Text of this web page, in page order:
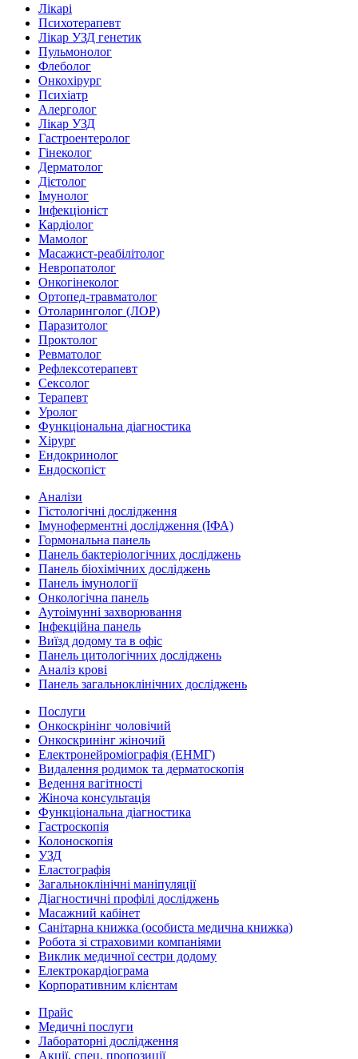
Лікарі
Психотерапевт
Лікар УЗД генетик
Пульмонолог
Флеболог
Онкохірург
Психіатр
Алерголог
Лікар УЗД
Гастроентеролог
Гінеколог
Дерматолог
Дієтолог
Імунолог
Інфекціоніст
Кардіолог
Мамолог
Масажист-реабілітолог
Невропатолог
Онкогінеколог
Ортопед-травматолог
Отоларинголог (ЛОР)
Паразитолог
Проктолог
Ревматолог
Рефлексотерапевт
Сексолог
Терапевт
Уролог
Функціональна діагностика
Хірург
Ендокринолог
Ендоскопіст
Аналізи
Гістологічні дослідження
Імуноферментні дослідження (ІФА)
Гормональна панель
Панель бактеріологічних досліджень
Панель біохімічних досліджень
Панель імунології
Онкологічна панель
Аутоімунні захворювання
Інфекційна панель
Виїзд додому та в офіс
Панель цитологічних досліджень
Аналіз крові
Панель загальноклінічних досліджень
Послуги
Онкоскрінінг чоловічий
Онкоскринінг жіночий
Електронейроміографія (ЕНМГ)
Видалення родимок та дерматоскопія
Ведення вагітності
Жіноча консультація
Функціональна діагностика
Гастроскопія
Колоноскопія
УЗД
Еластографія
Загальноклінічні маніпуляції
Діагностичні профілі досліджень
Масажний кабінет
Санітарна книжка (особиста медична книжка)
Робота зі страховими компаніями
Виклик медичної сестри додому
Електрокардіограма
Корпоративним клієнтам
Прайс
Медичні послуги
Лабораторні дослідження
Акції, спец. пропозиції